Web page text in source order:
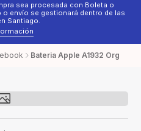
sea procesada con Boleta o
envío se gestionará dentro de las
Santiago.
Bateria Apple A1932 Org